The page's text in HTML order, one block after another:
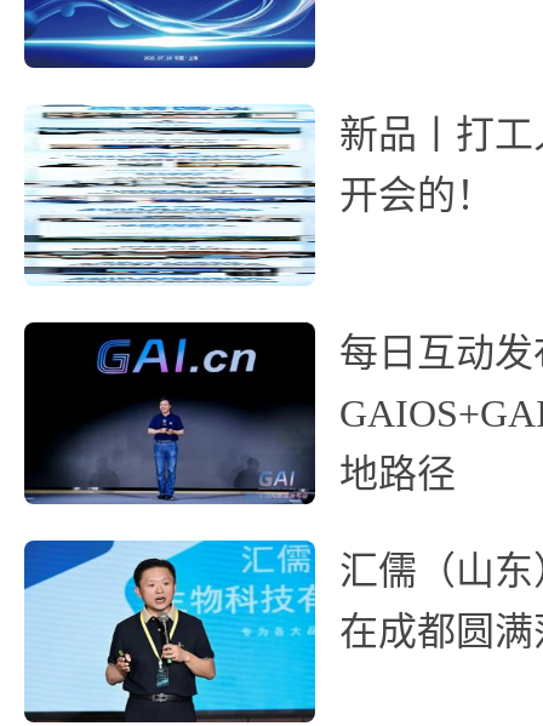
新品丨打工
开会的！
每日互动
地路径
汇儒（山
在成都圆